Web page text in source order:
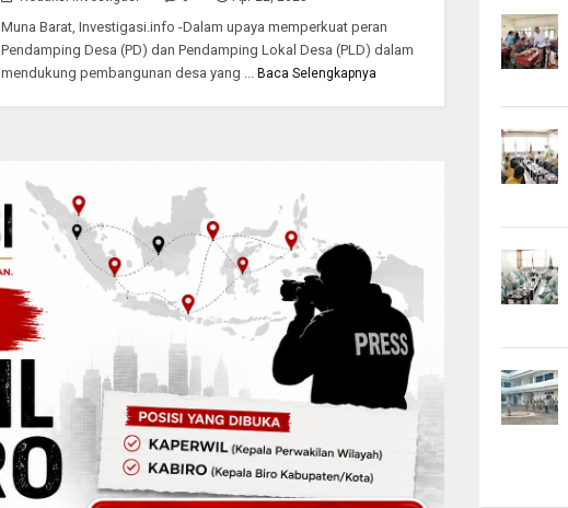
Muna Barat, Investigasi.info -Dalam upaya memperkuat peran
Pendamping Desa (PD) dan Pendamping Lokal Desa (PLD) dalam
mendukung pembangunan desa yang ...
Baca Selengkapnya